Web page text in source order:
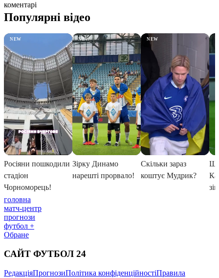
коментарі
головна
матч-центр
прогнози
футбол +
Обране
САЙТ ФУТБОЛ 24
РедакціяПрогнозиПолітика конфіденційностіПравила